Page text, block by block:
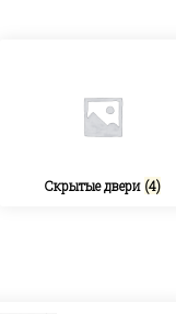
Скрытые двери (4)